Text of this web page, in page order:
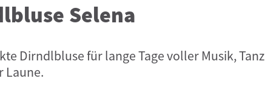
Selena
Dirndlbluse für lange Tage voller Musik, Tanz
Laune.